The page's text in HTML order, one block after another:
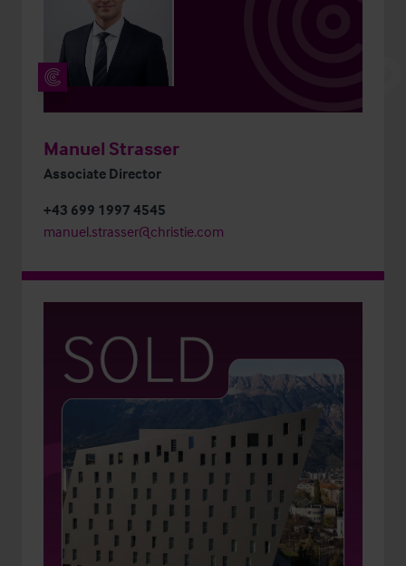
Manuel Strasser
Associate Director
+43 699 1997 4545
manuel.strasser@christie.com